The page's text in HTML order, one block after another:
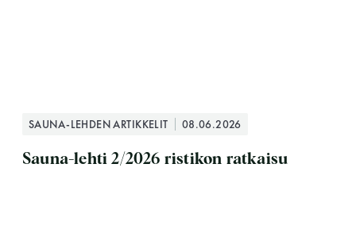
SAUNA-LEHDEN ARTIKKELIT 08.06.2026
Sauna-lehti 2/2026 ristikon ratkaisu